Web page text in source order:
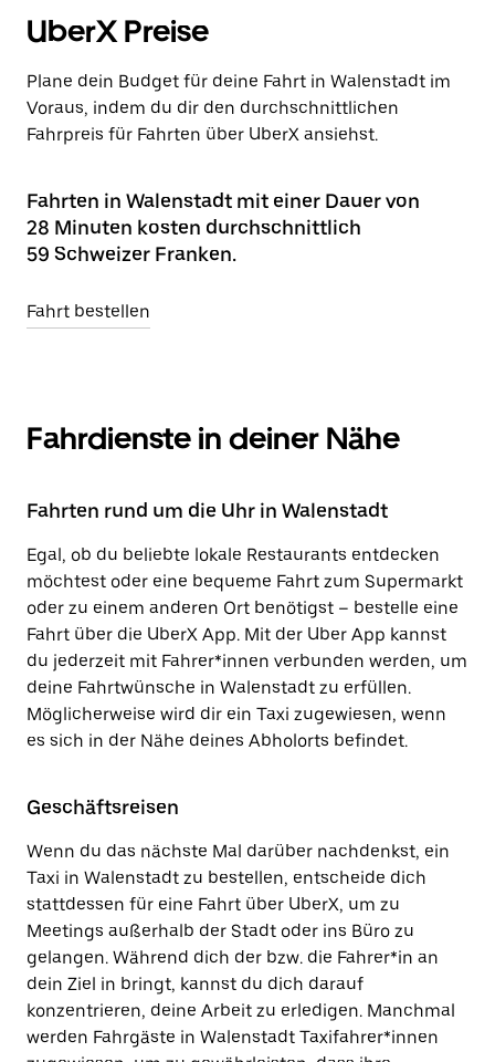
UberX Preise
Plane dein Budget für deine Fahrt in Walenstadt im
Voraus, indem du dir den durchschnittlichen
Fahrpreis für Fahrten über UberX ansiehst.
Fahrten in Walenstadt mit einer Dauer von
28 Minuten kosten durchschnittlich
59 Schweizer Franken.
Fahrt bestellen
Fahrdienste in deiner Nähe
Fahrten rund um die Uhr in Walenstadt
Egal, ob du beliebte lokale Restaurants entdecken
möchtest oder eine bequeme Fahrt zum Supermarkt
oder zu einem anderen Ort benötigst – bestelle eine
Fahrt über die UberX App. Mit der Uber App kannst
du jederzeit mit Fahrer*innen verbunden werden, um
deine Fahrtwünsche in Walenstadt zu erfüllen.
Möglicherweise wird dir ein Taxi zugewiesen, wenn
es sich in der Nähe deines Abholorts befindet.
Geschäftsreisen
Wenn du das nächste Mal darüber nachdenkst, ein
Taxi in Walenstadt zu bestellen, entscheide dich
stattdessen für eine Fahrt über UberX, um zu
Meetings außerhalb der Stadt oder ins Büro zu
gelangen. Während dich der bzw. die Fahrer*in an
dein Ziel in bringt, kannst du dich darauf
konzentrieren, deine Arbeit zu erledigen. Manchmal
werden Fahrgäste in Walenstadt Taxifahrer*innen